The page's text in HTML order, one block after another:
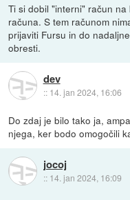
Ti si dobil "interni" račun
računa. S tem računom
prijaviti Fursu in do
obresti.
dev
:: 14. jan 2024, 16:06
Do zdaj je bilo tako ja,
njega, ker bodo omogočili
jocoj
:: 14. jan 2024, 16:09